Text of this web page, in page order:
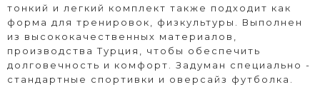
тонкий и легкий комплект также подходит как
форма для тренировок, физкультуры. Выполнен
из высококачественных материалов,
производства Турция, чтобы обеспечить
долговечность и комфорт. Задуман специально -
стандартные спортивки и оверсайз футболка.